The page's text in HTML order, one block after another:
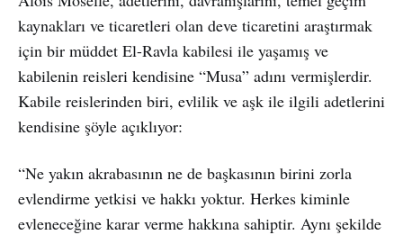
kaynakları ve ticaretleri olan deve ticaretini araştırmak
için bir müddet El-Ravla kabilesi ile yaşamış ve
kabilenin reisleri kendisine “Musa” adını vermişlerdir.
Kabile reislerinden biri, evlilik ve aşk ile ilgili adetlerini
kendisine şöyle açıklıyor:
“Ne yakın akrabasının ne de başkasının birini zorla
evlendirme yetkisi ve hakkı yoktur. Herkes kiminle
evleneceğine karar verme hakkına sahiptir. Aynı şekilde